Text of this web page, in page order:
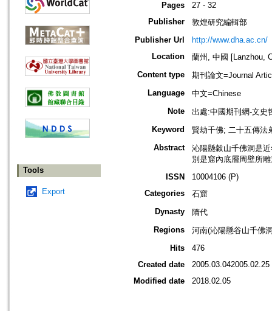
Tools
Export
Pages
27 - 32
Publisher
敦煌研究編輯部
Publisher Url
http://www.dha.ac.cn/
Location
蘭州, 中國 [Lanzhou,
Content type
期刊論文=Journal
Language
中文=Chinese
Note
出處:中國期刊網-文史
Keyword
賢劫千佛; 二十五傳法
Abstract
沁陽懸穀山千佛洞是
別是窟內底層周壁所
ISSN
10004106 (P)
Categories
石窟
Dynasty
隋代
Regions
河南(沁陽懸谷山千佛
Hits
476
Created date
2005.03.042005.02.25
Modified date
2018.02.05